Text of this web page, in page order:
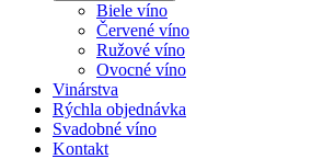
Biele víno
Červené víno
Ružové víno
Ovocné víno
Vinárstva
Rýchla objednávka
Svadobné víno
Kontakt